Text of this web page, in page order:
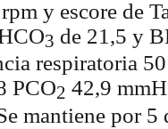
y escore de
3 de 21,5 y
respiratoria
PCO2 42,9
mantiene por